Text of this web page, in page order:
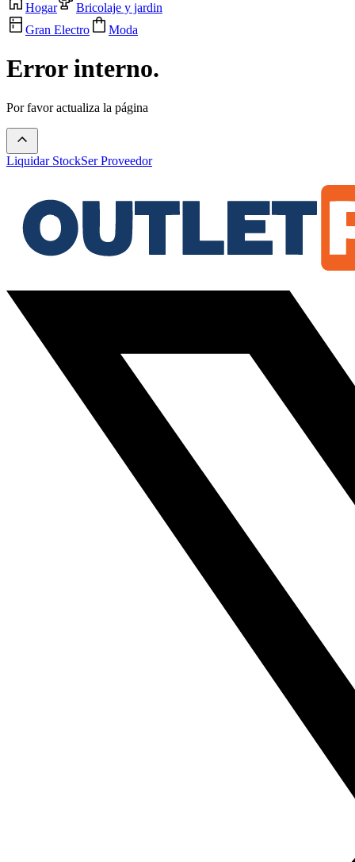
Hogar
Bricolaje y jardin
Gran Electro
Moda
Error interno.
Por favor actualiza la página
Liquidar StockSer Proveedor